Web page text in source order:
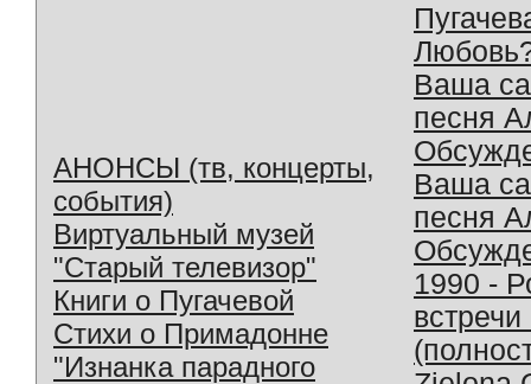
АНОНСЫ (тв, концерты,
события)
Виртуальный музей
"Старый телевизор"
Книги о Пугачевой
Стихи о Примадонне
"Изнанка парадного
Ваша
песня
Ваша
песня
1990 -